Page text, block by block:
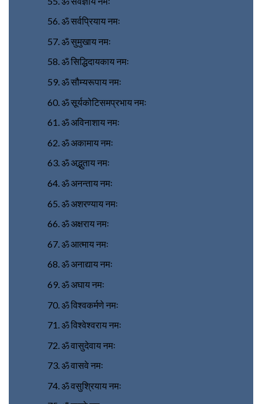
ॐ सर्वप्रियाय नमः
ॐ सुमुखाय नमः
ॐ सिद्धिदायकाय नमः
ॐ सौम्यरूपाय नमः
ॐ सूर्यकोटिसमप्रभाय नमः
ॐ अविनाशाय नमः
ॐ अकामाय नमः
ॐ अद्भुताय नमः
ॐ अनन्ताय नमः
ॐ अशरण्याय नमः
ॐ अक्षराय नमः
ॐ आत्माय नमः
ॐ अनाद्याय नमः
ॐ अघाय नमः
ॐ विश्वकर्मणे नमः
ॐ विश्वेश्वराय नमः
ॐ वासुदेवाय नमः
ॐ वासवे नमः
ॐ वसुश्रियाय नमः